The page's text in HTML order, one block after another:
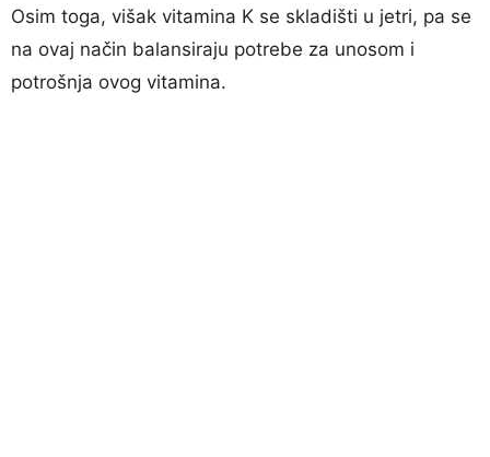
Osim toga, višak vitamina K se skladišti u jetri, pa se
na ovaj način balansiraju potrebe za unosom i
potrošnja ovog vitamina.